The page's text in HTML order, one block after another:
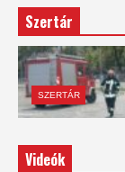
Szertár
SZERTÁR
Videók